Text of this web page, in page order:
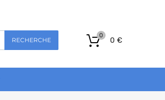
RECHERCHE 0 €
0